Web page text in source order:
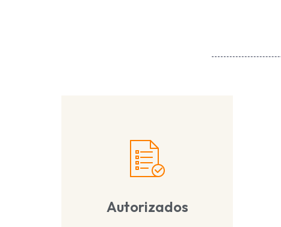
Autorizados